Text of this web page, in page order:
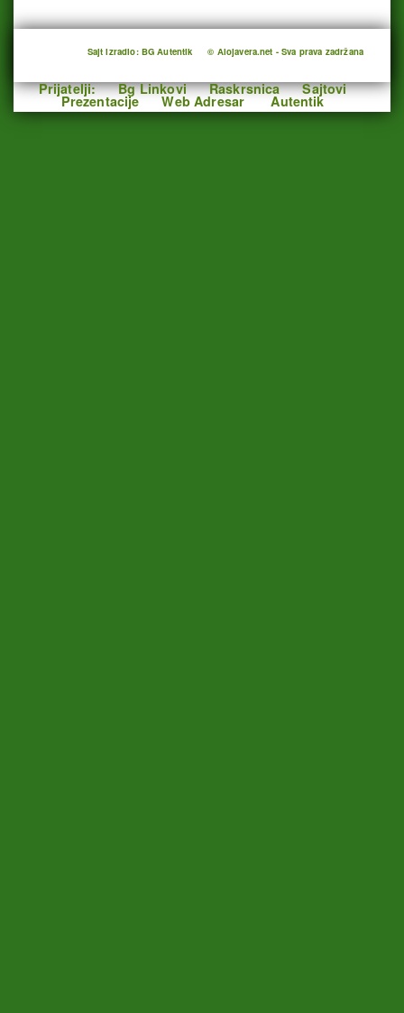
Sajt izradio: BG Autentik © Alojavera.net - Sva prava zadržana
Prijatelji: Bg Linkovi Raskrsnica Sajtovi
Prezentacije Web Adresar Autentik